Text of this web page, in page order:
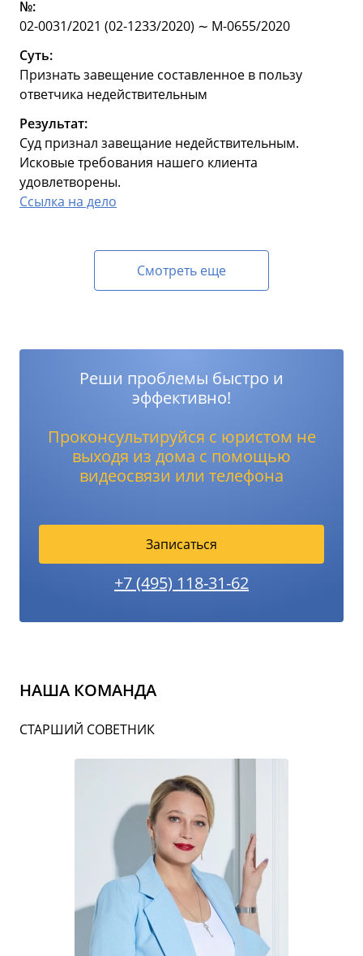
№:
02-0031/2021 (02-1233/2020) ∼ М-0655/2020
Суть:
Признать завещение составленное в пользу
ответчика недействительным
Результат:
Суд признал завещание недействительным.
Исковые требования нашего клиента
удовлетворены.
Ссылка на дело
Смотреть еще
Реши проблемы быстро и
эффективно!
Проконсультируйся с юристом не
выходя из дома с помощью
видеосвязи или телефона
Записаться
+7 (495) 118-31-62
НАША КОМАНДА
СТАРШИЙ СОВЕТНИК